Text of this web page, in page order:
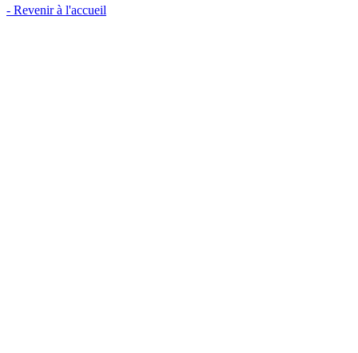
- Revenir à l'accueil